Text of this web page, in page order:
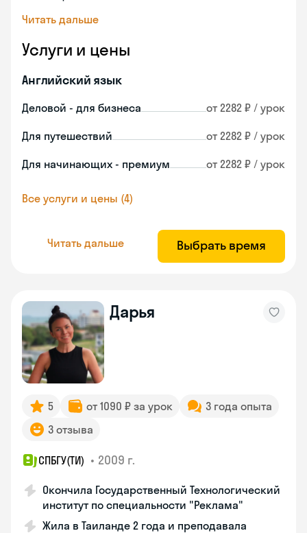
Читать дальше
Услуги и цены
Английский язык
Деловой - для бизнеса от 2282 ₽ / урок
Для путешествий от 2282 ₽ / урок
Для начинающих - премиум от 2282 ₽ / урок
Все услуги и цены (4)
Читать дальше Выбрать время
Дарья
5 от 1090 ₽ за урок
3 года опыта
3 отзыва
СПБГУ(ТИ) • 2009 г.
Окончила Государственный Технологический
институт по специальности "Реклама"
Жила в Таиланде 2 года и преподавала